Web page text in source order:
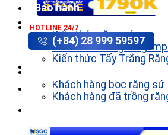
HOTLINE 24/7
(+84) 28 999 59597
Bảo hành
Kiến thức răng sứ
Kiến thức trồng răng
Kiến thức Tẩy Trắng
Khách hàng bọc răng sứ
Khách hàng đã trồng